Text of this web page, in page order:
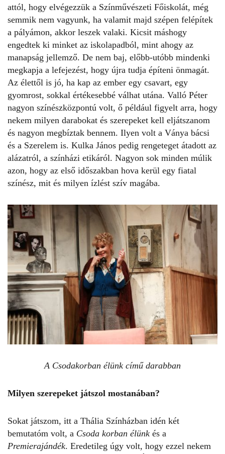
attól, hogy elvégezzük a Színművészeti Főiskolát, még
semmik nem vagyunk, ha valamit majd szépen felépítek
a pályámon, akkor leszek valaki. Kicsit máshogy
engedtek ki minket az iskolapadból, mint ahogy az
manapság jellemző. De nem baj, előbb-utóbb mindenki
megkapja a lefejezést, hogy újra tudja építeni önmagát.
Az élettől is jó, ha kap az ember egy csavart, egy
gyomrost, sokkal értékesebbé válhat utána. Valló Péter
nagyon színészközpontú volt, ő például figyelt arra, hogy
nekem milyen darabokat és szerepeket kell eljátszanom
és nagyon megbíztak bennem. Ilyen volt a Ványa bácsi
és a Szerelem is. Kulka János pedig rengeteget átadott az
alázatról, a színházi etikáról. Nagyon sok minden múlik
azon, hogy az első időszakban hova kerül egy fiatal
színész, mit és milyen ízlést szív magába.
A Csodakorban élünk című darabban
Milyen szerepeket játszol mostanában?
Sokat játszom, itt a Thália Színházban idén két
bemutatóm volt, a Csoda korban élünk és a
Premierajándék. Eredetileg úgy volt, hogy ezzel nekem